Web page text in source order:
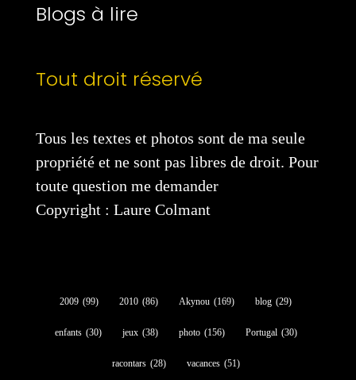
Blogs à lire
Tout droit réservé
Tous les textes et photos sont de ma seule
propriété et ne sont pas libres de droit. Pour
toute question me demander
Copyright : Laure Colmant
2009 (99) 2010 (86) Akynou (169) blog (29)
enfants (30) jeux (38) photo (156) Portugal (30)
racontars (28) vacances (51)